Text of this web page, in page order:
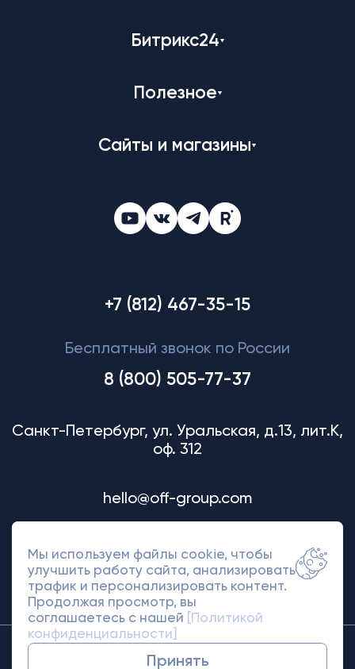
Битрикс24
Полезное
Сайты и магазины
+7 (812) 467-35-15
Бесплатный звонок по России
8 (800) 505-77-37
Санкт-Петербург, ул. Уральская, д.13, лит.К,
оф. 312
hello@off-group.com
© 2018-2026 Off Group. Товарный знак
Мы используем файлы cookie, чтобы
улучшить работу сайта, анализировать
трафик и персонализировать контент.
Продолжая просмотр, вы
соглашаетесь с нашей
[Политикой
конфиденциальности]
Принять